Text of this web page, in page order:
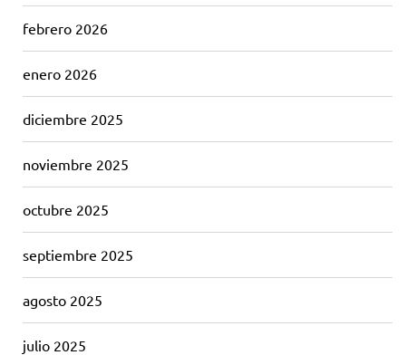
febrero 2026
enero 2026
diciembre 2025
noviembre 2025
octubre 2025
septiembre 2025
agosto 2025
julio 2025